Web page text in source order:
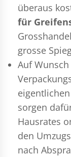
überaus
für
grosse
Auf
sorgen
Hausrates
den
nach